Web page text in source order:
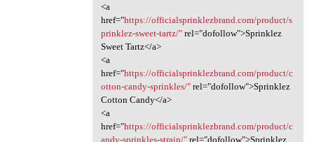
<a
href="https://officialsprinklezbrand.com/product/s
prinklez-sweet-tartz/"rel="dofollow">Sprinklez
Sweet Tartz</a>
<a
href="https://officialsprinklezbrand.com/product/c
otton-candy-sprinkles/"rel="dofollow">Sprinklez
Cotton Candy</a>
<a
href="https://officialsprinklezbrand.com/product/c
andy-sprinkles-strain/"rel="dofollow">Sprinklez